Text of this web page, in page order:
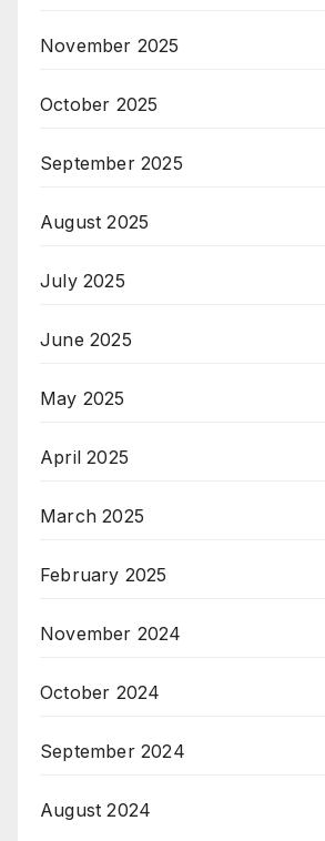
November 2025
October 2025
September 2025
August 2025
July 2025
June 2025
May 2025
April 2025
March 2025
February 2025
November 2024
October 2024
September 2024
August 2024